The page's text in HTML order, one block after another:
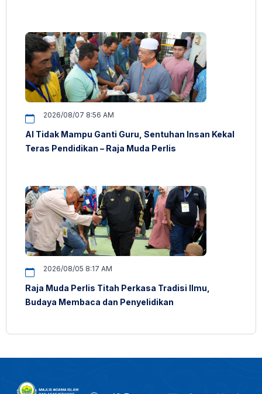
2026/08/07 8:56 AM
AI Tidak Mampu Ganti Guru, Sentuhan Insan Kekal
Teras Pendidikan – Raja Muda Perlis
2026/08/05 8:17 AM
Raja Muda Perlis Titah Perkasa Tradisi Ilmu,
Budaya Membaca dan Penyelidikan